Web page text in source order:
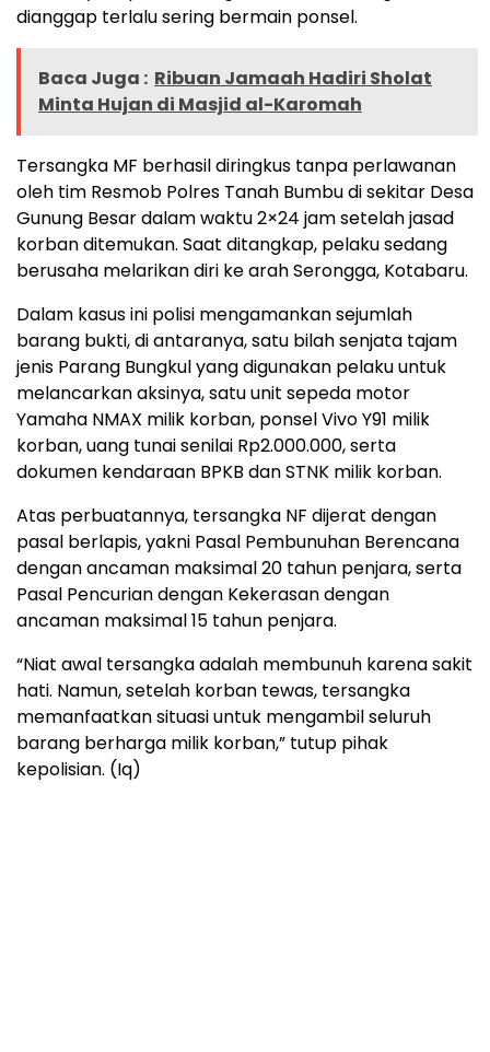
dianggap terlalu sering bermain ponsel.
Baca Juga : Ribuan Jamaah Hadiri Sholat
Minta Hujan di Masjid al-Karomah
Tersangka MF berhasil diringkus tanpa perlawanan
oleh tim Resmob Polres Tanah Bumbu di sekitar Desa
Gunung Besar dalam waktu 2×24 jam setelah jasad
korban ditemukan. Saat ditangkap, pelaku sedang
berusaha melarikan diri ke arah Serongga, Kotabaru.
Dalam kasus ini polisi mengamankan sejumlah
barang bukti, di antaranya, satu bilah senjata tajam
jenis Parang Bungkul yang digunakan pelaku untuk
melancarkan aksinya, satu unit sepeda motor
Yamaha NMAX milik korban, ponsel Vivo Y91 milik
korban, uang tunai senilai Rp2.000.000, serta
dokumen kendaraan BPKB dan STNK milik korban.
Atas perbuatannya, tersangka NF dijerat dengan
pasal berlapis, yakni Pasal Pembunuhan Berencana
dengan ancaman maksimal 20 tahun penjara, serta
Pasal Pencurian dengan Kekerasan dengan
ancaman maksimal 15 tahun penjara.
“Niat awal tersangka adalah membunuh karena sakit
hati. Namun, setelah korban tewas, tersangka
memanfaatkan situasi untuk mengambil seluruh
barang berharga milik korban,” tutup pihak
kepolisian. (Iq)